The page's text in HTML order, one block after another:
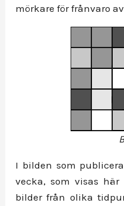
mörkare för frånvaro
I bilden som
vecka, som visas
bilder från olika